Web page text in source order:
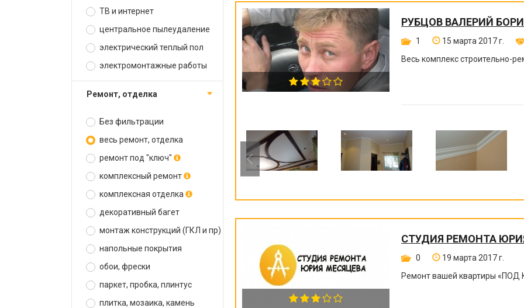
ТВ и интернет
центральное пылеудаление
электрический теплый пол
электромонтажные работы
ремонт, отделка
Без фильтрации
весь ремонт, отделка
ремонт под "ключ"
комплексный ремонт
комплексная отделка
декоративный багет
монтаж конструкций (ГКЛ и пр)
напольные покрытия
обои, фрески
паркет, пробка, плинтус
плитка, мозаика, камень
РУБЦОВ ВАЛЕРИЙ
1 15 марта 2017 г.
Весь комплекс строительно-
СТУДИЯ РЕМОНТА
0
19 марта 2017 г.
Ремонт вашей квартиры «ПОД